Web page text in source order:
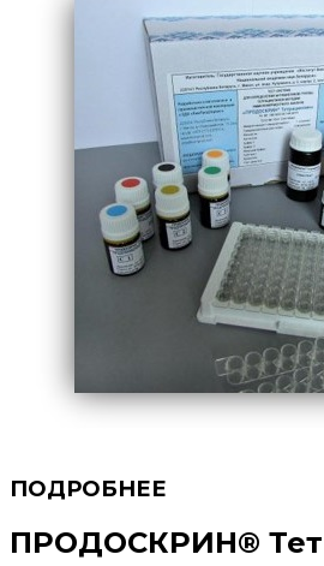
ПРОДОСКРИН®